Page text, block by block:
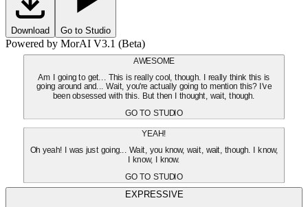
Download Go to Studio
Powered by MorAI V3.1 (Beta)
AWESOME
Am I going to get... This is really cool, though. I really think this is
going around and... Wait, you're actually going to mention this? I've
been obsessed with this. But then I thought, wait, though.
GO TO STUDIO
YEAH!
Oh yeah! I was just going... Wait, you know, wait, wait, though. I know,
I know, I know.
GO TO STUDIO
EXPRESSIVE